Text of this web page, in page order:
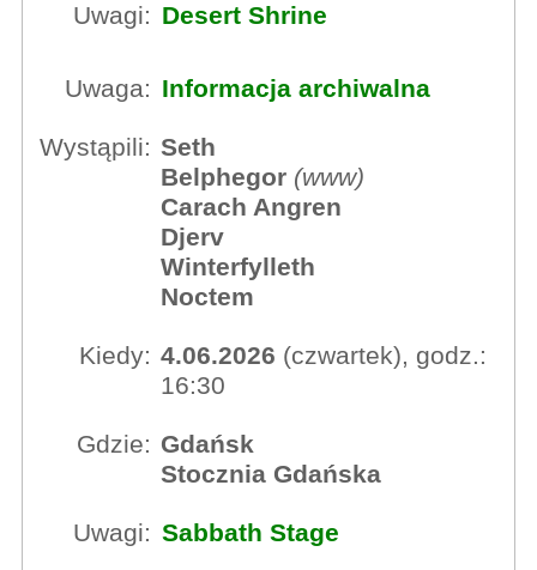
Uwagi: Desert Shrine
Uwaga: Informacja archiwalna
Wystąpili: Seth
Belphegor (www)
Carach Angren
Djerv
Winterfylleth
Noctem
Kiedy: 4.06.2026 (czwartek), godz.:
16:30
Gdzie: Gdańsk
Stocznia Gdańska
Uwagi: Sabbath Stage